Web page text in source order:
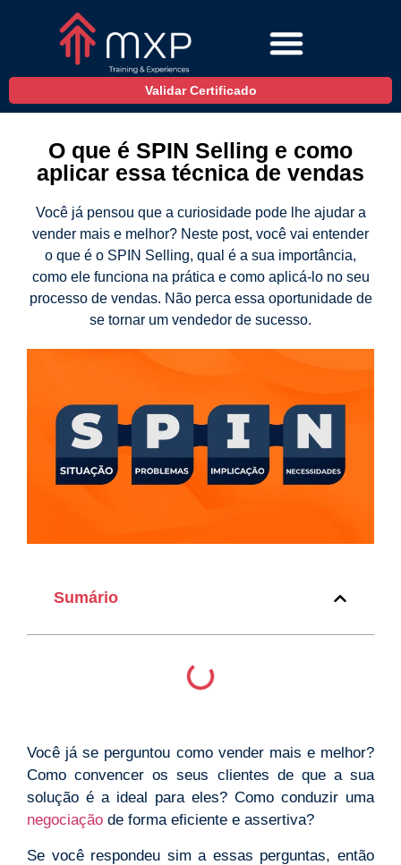
Validar Certificado
O que é SPIN Selling e como
aplicar essa técnica de vendas
Você já pensou que a curiosidade pode lhe ajudar a
vender mais e melhor? Neste post, você vai entender
o que é o SPIN Selling, qual é a sua importância,
como ele funciona na prática e como aplicá-lo no seu
processo de vendas. Não perca essa oportunidade de
se tornar um vendedor de sucesso.
Sumário
Você já se perguntou como vender mais e melhor?
Como convencer os seus clientes de que a sua
solução é a ideal para eles? Como conduzir uma
negociação de forma eficiente e assertiva?
Se você respondeu sim a essas perguntas, então